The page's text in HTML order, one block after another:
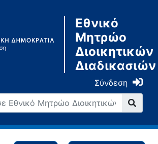
Εθνικό
Μητρώο
Διοικητικών
Διαδικασιών
Σύνδεση